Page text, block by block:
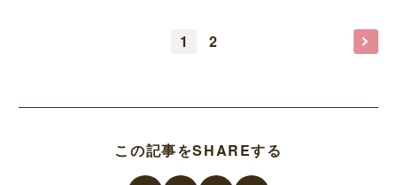
1 2
この記事をSHAREする